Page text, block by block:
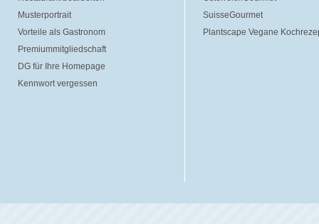
Musterportrait
Vorteile als Gastronom
Premiummitgliedschaft
DG für Ihre Homepage
Kennwort vergessen
SuisseGourmet
Plantscape Vegane